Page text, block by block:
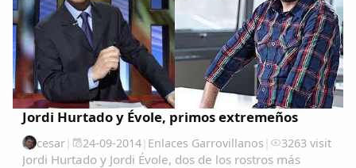
Jordi Hurtado y Évole, primos extremeños
cesar| 24-09-2014| Enlaces Garrovillanos | 3263 visit
Jordi Hurtado y Jordi Évole, dos de los rostros más